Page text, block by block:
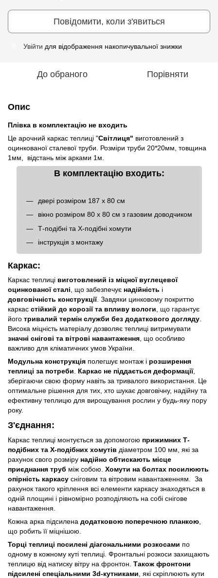
Повідомити, коли з'явиться
Увійти для відображення накопичувальної знижки
До обраного Порівняти
Опис
Плівка в комплектацію не входить
Це арочний каркас теплиці "Світлиця" виготовлений з
оцинкованої сталевої труби. Розміри труби 20*20мм, товщина
1мм, відстань між арками 1м.
В комплектацію входить:
двері розміром 187 х 80 см
вікно розміром 80 х 80 см з газовим доводчиком
Т-подібні та Х-подібні хомути
інструкція з монтажу
Каркас:
Каркас теплиці виготовлений із міцної вуглецевої
оцинкованої сталі , що забезпечує надійність і
довговічність конструкції. Завдяки цинковому покриттю
каркас стійкий до корозії та впливу вологи , що гарантує
його тривалий термін служби без додаткового догляду
Висока міцність матеріалу дозволяє теплиці витримувати
значні снігові та вітрові навантаження , що особливо
важливо для кліматичних умов України.
Модульна конструкція полегшує монтаж і розширення
теплиці за потреби
Каркас не піддається деформації,
зберігаючи свою форму навіть за тривалого використання. Це
оптимальне рішення для тих, хто шукає довговічну, надійну та
ефективну теплицю для вирощування рослин у будь-яку пору
року.
З'єднання:
Каркас теплиці монтується за допомогою прижимних Т-
подібних та Х-подібних хомутів діаметром 100 мм, які за
рахунок свого розміру надійно обтискають місце
приєднання труб між собою. Хомути на болтах посилюють
опірність каркасу сніговим та вітровим навантаженням. За
рахунок такого кріплення всі елементи каркасу знаходяться в
одній площині і рівномірно розподіляють на собі снігове
навантаження.
Кожна арка підсилена додатковою поперечною планкою
що робить її міцнішою.
Торці теплиці посилені діагональними розкосами по
одному в кожному куті теплиці. Фронтальні розкоси захищають
теплицю від натиску вітру на фронтон. Також фронтони
підсилені спеціальними 3d-кутниками , які скріплюють кути